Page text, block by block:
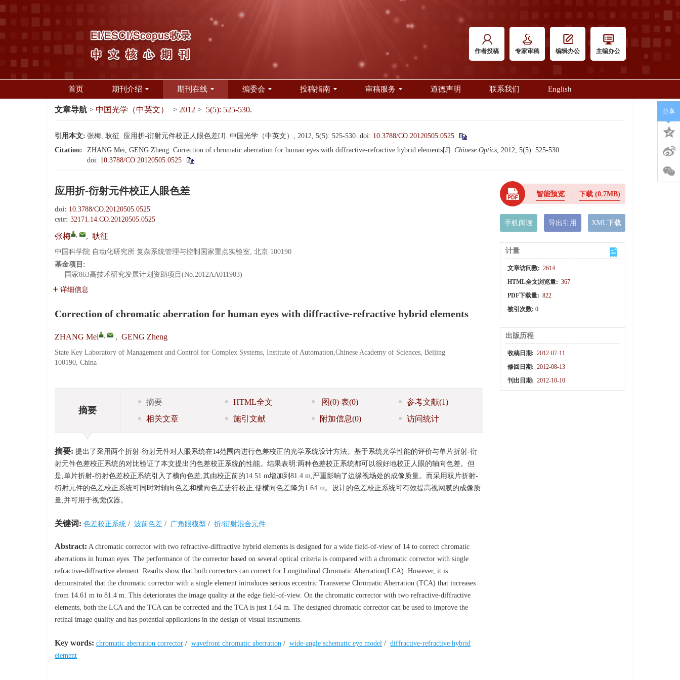
作者投稿 专家审稿 编辑办公 主编办公
首页 期刊介绍 期刊在线 编委会 投稿指南 审稿服务 道德声明 联系我们 English
文章导航 > 中国光学（中英文） > 2012 > 5(5): 525-530.
引用本文: 张梅, 耿征. 应用折-衍射元件校正人眼色差[J]. 中国光学（中英文）, 2012, 5(5): 525-530. doi: 10.3788/CO.20120505.0525
Citation:
ZHANG Mei, GENG Zheng. Correction of chromatic aberration for human eyes with diffractive-refractive hybrid elements[J]. Chinese Optics, 2012, 5(5): 525-530.
doi: 10.3788/CO.20120505.0525
应用折-衍射元件校正人眼色差
doi: 10.3788/CO.20120505.0525
cstr: 32171.14.CO.20120505.0525
张梅 , , 耿征
中国科学院 自动化研究所 复杂系统管理与控制国家重点实验室, 北京 100190
基金项目:
国家863高技术研究发展计划资助项目(No.2012AA011903)
详细信息
Correction of chromatic aberration for human eyes with diffractive-refractive hybrid elements
ZHANG Mei , , GENG Zheng
State Key Laboratory of Management and Control for Complex Systems, Institute of Automation,Chinese Academy of Sciences, Beijing
100190, China
摘要
摘要 HTML全文 图(0) 表(0) 参考文献(1)
相关文章
施引文献 附加信息(0) 访问统计
摘要: 提出了采用两个折射-衍射元件对人眼系统在14范围内进行色差校正的光学系统设计方法。基于系统光学性能的评价与单片折射-衍
射元件色差校正系统的对比验证了本文提出的色差校正系统的性能。结果表明:两种色差校正系统都可以很好地校正人眼的轴向色差。但
是,单片折射-衍射色差校正系统引入了横向色差,其由校正前的14.51 m增加到81.4 m,严重影响了边缘视场处的成像质量。而采用双片折射-
衍射元件的色差校正系统可同时对轴向色差和横向色差进行校正,使横向色差降为1.64 m。设计的色差校正系统可有效提高视网膜的成像质
量,并可用于视觉仪器。
关键词: 色差校正系统 / 波前色差 / 广角眼模型 / 折/衍射混合元件
Abstract: A chromatic corrector with two refractive-diffractive hybrid elements is designed for a wide field-of-view of 14 to correct chromatic
aberrations in human eyes. The performance of the corrector based on several optical criteria is compared with a chromatic corrector with single
refractive-diffractive element. Results show that both correctors can correct for Longitudinal Chromatic Aberration(LCA). However, it is
demonstrated that the chromatic corrector with a single element introduces serious eccentric Transverse Chromatic Aberration (TCA) that increases
from 14.61 m to 81.4 m. This deteriorates the image quality at the edge field-of-view. On the chromatic corrector with two refractive-diffractive
elements, both the LCA and the TCA can be corrected and the TCA is just 1.64 m. The designed chromatic corrector can be used to improve the
retinal image quality and has potential applications in the design of visual instruments.
Key words: chromatic aberration corrector / wavefront chromatic aberration / wide-angle schematic eye model / diffractive-refractive hybrid
element
智能预览 下载 (0.7MB)
手机阅读 导出引用 XML下载
计量
文章访问数: 2614
HTML全文浏览量: 367
PDF下载量: 822
被引次数: 0
出版历程
收稿日期: 2012-07-11
修回日期: 2012-08-13
刊出日期: 2012-10-10
分享